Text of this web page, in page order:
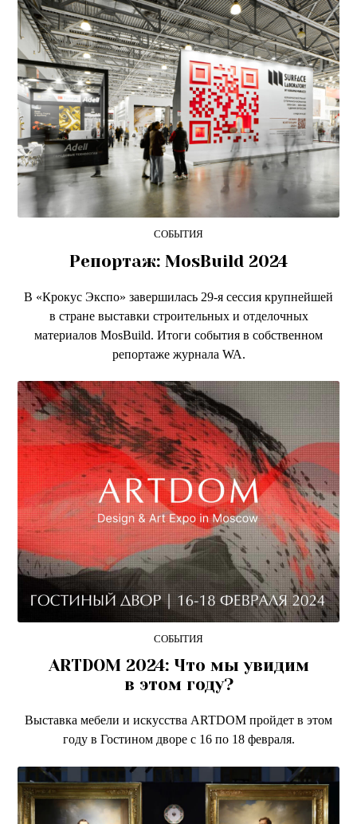
СОБЫТИЯ
Репортаж: MosBuild 2024
В «Крокус Экспо» завершилась 29-я сессия крупнейшей
в стране выставки строительных и отделочных
материалов MosBuild. Итоги события в собственном
репортаже журнала WA.
СОБЫТИЯ
ARTDOM 2024: Что мы увидим
в этом году?
Выставка мебели и искусства ARTDOM пройдет в этом
году в Гостином дворе с 16 по 18 февраля.